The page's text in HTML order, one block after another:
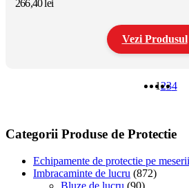
alese
266,40lei
Vezi Produsul
variații.
Opțiunile
alese
1234
Categorii Produse de Protectie
Echipamente de protectie pe meserii
Imbracaminte de lucru (872)
Bluze de lucru (90)